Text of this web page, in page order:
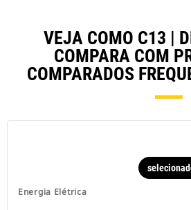
VEJA COMO C13 |
COMPARA COM
COMPARADOS
Energia Elétrica